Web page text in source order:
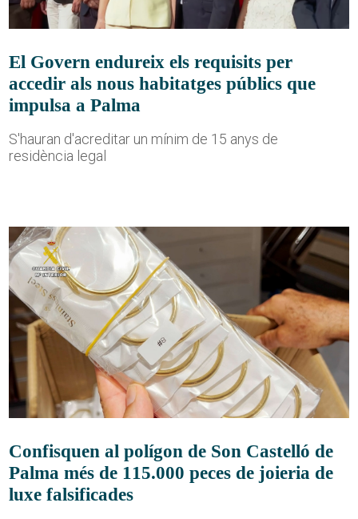
El Govern endureix els requisits per
accedir als nous habitatges públics que
impulsa a Palma
S'hauran d'acreditar un mínim de 15 anys de
residència legal
Confisquen al polígon de Son Castelló de
Palma més de 115.000 peces de joieria de
luxe falsificades